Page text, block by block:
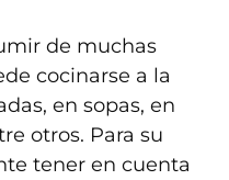
de muchas
cocinarse a la
en sopas, en
otros. Para su
tener en cuenta